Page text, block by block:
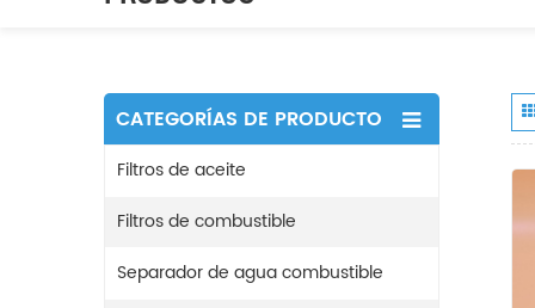
CATEGORÍAS DE PRODUCTO
Filtros de aceite
Filtros de combustible
Separador de agua combustible